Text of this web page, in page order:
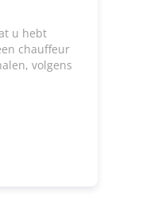
u hebt
chauffeur
volgens